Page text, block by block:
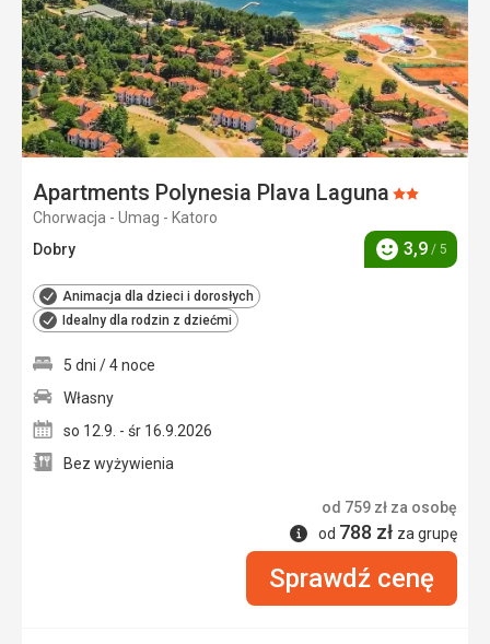
Apartments Polynesia Plava Laguna Ocena:
Chorwacja - Umag - Katoro
Dobry
Ocena
3,9 / 5
Animacja dla dzieci i dorosłych
Idealny dla rodzin z dziećmi
5 dni / 4 noce
Własny
so 12.9. - śr 16.9.2026
Bez wyżywienia
od 759 zł za osobę
Informacje
od 788 zł za grupę
Sprawdź cenę